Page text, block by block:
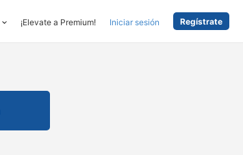
¡Elevate a Premium! Iniciar sesión Regístrate